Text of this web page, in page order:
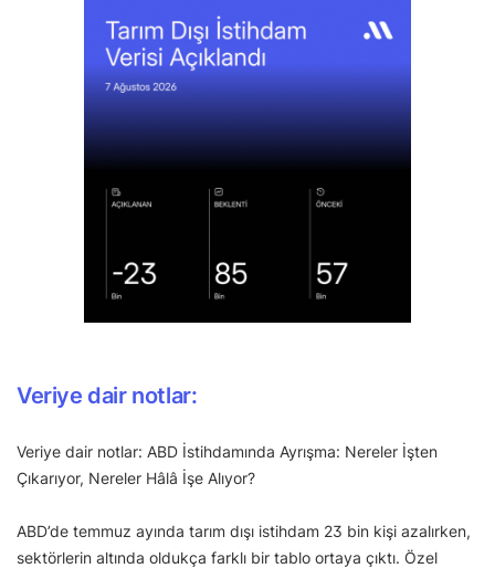
Veriye dair notlar:
Veriye dair notlar: ABD İstihdamında Ayrışma: Nereler İşten
Çıkarıyor, Nereler Hâlâ İşe Alıyor?
ABD’de temmuz ayında tarım dışı istihdam 23 bin kişi azalırken,
sektörlerin altında oldukça farklı bir tablo ortaya çıktı. Özel